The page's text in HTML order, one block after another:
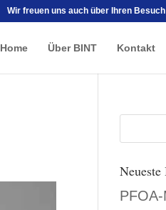
Wir freuen uns auch über Ihren
Home Über BINT Kontakt